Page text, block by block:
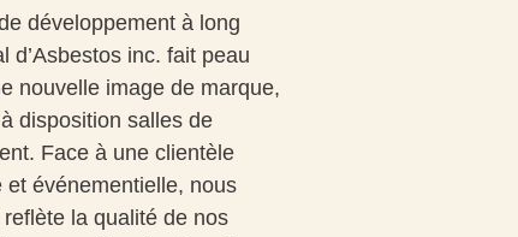
développement à long
d’Asbestos inc. fait peau
nouvelle image de marque,
disposition salles de
Face à une clientèle
événementielle, nous
la qualité de nos